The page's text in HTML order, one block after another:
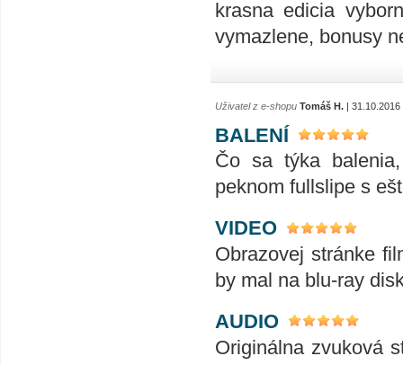
krasna edicia
vymazlene, bonusy
Uživatel z e-shopu Tomáš H. | 31.10.2016
BALENÍ
Čo sa týka
peknom fullslipe s
VIDEO
Obrazovej stránke
by mal na blu-ray
AUDIO
Originálna zvuková